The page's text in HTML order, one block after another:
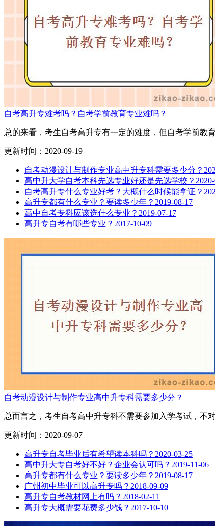
自考高升专难考吗？自考学前教育专业难吗？
总的来看，考生自考高升专有一定的难度，但自考学前教
更新时间：2020-09-19
自考动漫设计与制作专业高中升专科需要多少分？
高中升大学自考本科先选专业好还是先选学校？
自考高升专什么专业好考？大概什么时候能拿证？
高升专都有什么专业？要读多少年？ 2019-08-17
高中自考专科应该选什么专业？ 2019-07-17
高升专自考有哪些专业？ 2017-10-09
自考动漫设计与制作专业高中升专科需要多少分？
总而言之，考生自考高中升专科不需要参加入学考试，不
更新时间：2020-09-07
高升专自考毕业后有希望读本科吗？ 2020-03-25
高中升大专自考好不好？企业会认可吗？ 2019-11-06
高升专都有什么专业？要读多少年？ 2019-08-17
广州初中毕业可以高升专吗？ 2018-09-09
高升专自考教材网上有吗？ 2018-02-11
高升专大概需要花费多少钱？ 2017-10-10